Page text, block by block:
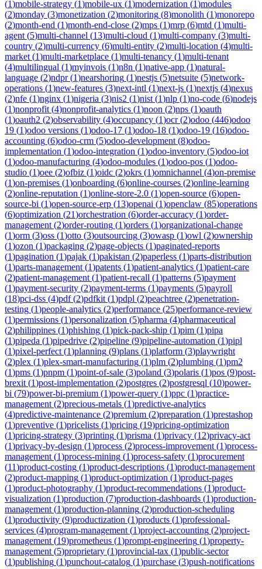
(1)mobile-strategy (1)mobile-ux (1)modernization (1)modules
(2)monday (3)monetization (2)monitoring (8)monolith (1)monorepo
(2)month-end (1)month-end-close (2)mps (1)mrp (6)mtd (1)multi-
agent (5)multi-channel (13)multi-cloud (1)multi-company (3)multi-
country (2)multi-currency (6)multi-entity (2)multi-location (4)multi-
market (1)multi-marketplace (1)multi-tenancy (1)multi-tenant
(4)multilingual (1)myinvois (1)n8n (1)native-app (1)natural-
language (2)ndpr(1)nearshoring (1)nestjs (5)netsuite (5)network-
operations (1)new-features (3)next-intl (1)next-js (1)nextjs (4)nexus
(2)nfe (1)nginx (1)nigeria (3)nis2 (1)nist (1)nlp (1)no-code (6)nodejs
(1)nonprofit (4)nonprofit-analytics (1)noon (2)nps (1)oauth
(1)oauth2 (2)observability (4)occupancy (1)ocr(2)odoo (446)odoo
19 (1)odoo versions (1)odoo-17 (1)odoo-18 (1)odoo-19 (16)odoo-
accounting (6)odoo-crm (5)odoo-development (8)odoo-
implementation (1)odoo-integration (1)odoo-inventory (5)odoo-iot
(1)odoo-manufacturing (4)odoo-modules (1)odoo-pos (1)odoo-
studio (1)oee (2)ofbiz (1)oidc (2)okrs (1)omnichannel (4)on-premise
(1)on-premises (1)onboarding (6)online-courses (2)online-learning
(2)online-reputation (1)online-store-2.0 (1)open-source (6)open-
source-bi (1)open-source-erp (13)openai (1)openclaw (85)operations
(6)optimization (21)orchestration (6)order-accuracy (1)order-
management (2)order-routing (1)orders (1)organizational-change
(1)orm (3)oss (1)otto (3)outsourcing (3)owasp (1)owl (2)ownership
(1)ozon (1)packaging (2)page-objects (1)paginated-reports
(1)pagination (1)pajak (1)pakistan (2)paperless (1)parts-distribution
(1)parts-management (1)patents (1)patient-analytics (1)patient-care
(2)patient-management (1)patient-recall (1)patterns (5)payment
(1)payment-security (2)payment-terms (1)payments (5)payroll
(18)pci-dss (4)pdf(2)pdfkit (1)pdpl (2)peachtree (2)penetration-
testing (1)people-analytics (2)performance (25)performance-review
(1)permissions (1)personalization (5)pharma (4)pharmaceutical
(2)philippines (1)phishing (1)pick-pack-ship (1)pim (1)pipa
(1)pipeda (1)pipedrive (2)pipeline (9)pipeline-automation (1)pipl
(1)pixel-perfect (1)planning (9)plans (1)platform (3)playwright
(2)plex (1)plex-smart-manufacturing (1)plm (2)plumbing (1)pm2
(1)pms (1)pnpm (1)point-of-sale (3)poland (3)polaris (1)pos (9)post-
brexit (1)post-implementation (2)postgres (2)postgresql (10)power-
bi (79)power-bi-premium (1)power-query (1)ppc (1)practice-
management (2)precious-metals (1)predictive-analytics
(4)predictive-maintenance (2)premium (2)preparation (1)prestashop
(1)preventive (1)pricelists (1)pricing (19)pricing-optimization
(1)pricing-strategy (3)printing (1)prisma (1)privacy (12)privacy-act
(1)privacy-by-design (1)process (2)process-improvement (1)process-
management (1)process-mining (1)process-safety (1)procurement
(11)product-costing (1)product-descriptions (1)product-management
(2)product-mapping (1)product-optimization (1)product-pages
(1)product-photography (1)product-recommendations (1)product-
visualization (1)production (7)production-dashboards (1)production-
management (1)production-planning (2)production-scheduling
(1)productivity (9)productization (1)products (1)professional-
services (4)program-management (1)project-accounting (2)project-
management (19)prometheus (1)prompt-engineering (1)property-
management (5)proprietary (1)provincial-tax (1)public-sector
(1)publishing (1)punchout-catalog (1)purchase (3)push-notifications